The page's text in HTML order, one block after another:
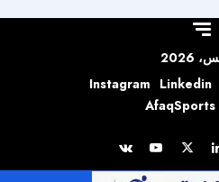
Linkedin
Instagram